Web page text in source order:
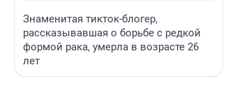
Знаменитая тикток-блогер,
рассказывавшая о борьбе с редкой
формой рака, умерла в возрасте 26
лет